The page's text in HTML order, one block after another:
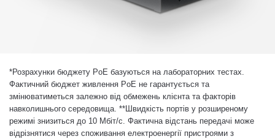
*Розрахунки бюджету PoE базуються на лабораторних тестах.
Фактичний бюджет живлення PoE не гарантується та
змінюватиметься залежно від обмежень клієнта та факторів
навколишнього середовища. **Швидкість портів у розширеному
режимі знизиться до 10 Мбіт/с. Фактична відстань передачі може
відрізнятися через споживання електроенергії пристроями з